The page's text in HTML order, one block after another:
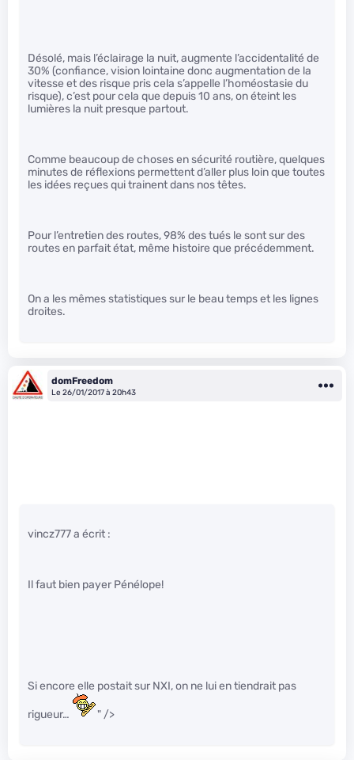
Désolé, mais l’éclairage la nuit, augmente l’accidentalité de
30% (confiance, vision lointaine donc augmentation de la
vitesse et des risque pris cela s’appelle l’homéostasie du
risque), c’est pour cela que depuis 10 ans, on éteint les
lumières la nuit presque partout.
Comme beaucoup de choses en sécurité routière, quelques
minutes de réflexions permettent d’aller plus loin que toutes
les idées reçues qui trainent dans nos têtes.
Pour l’entretien des routes, 98% des tués le sont sur des
routes en parfait état, même histoire que précédemment.
On a les mêmes statistiques sur le beau temps et les lignes
droites.
domFreedom
Le 26/01/2017 à 20h43
vincz777 a écrit :
Il faut bien payer Pénélope!
Si encore elle postait sur NXI, on ne lui en tiendrait pas
rigueur… " />